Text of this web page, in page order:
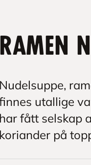
Ramen
Nudelsuppe,
utallige
har fått selskap
koriander på